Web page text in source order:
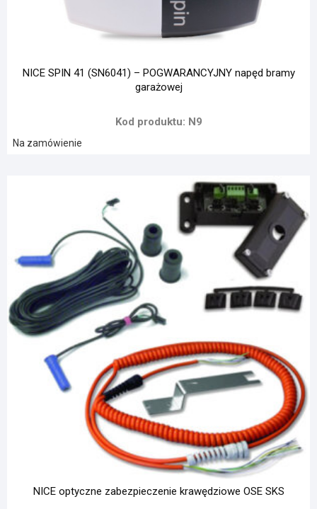
NICE SPIN 41 (SN6041) – POGWARANCYJNY napęd bramy
garażowej
Kod produktu: N9
Na zamówienie
NICE optyczne zabezpieczenie krawędziowe OSE SKS